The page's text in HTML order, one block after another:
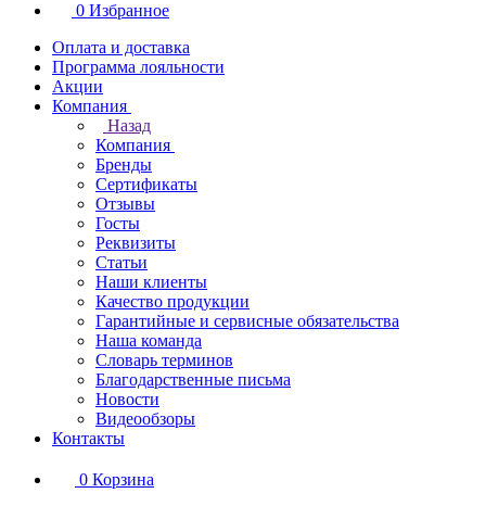
0 Избранное
Оплата и доставка
Программа лояльности
Акции
Компания
Назад
Компания
Бренды
Сертификаты
Отзывы
Госты
Реквизиты
Статьи
Наши клиенты
Качество продукции
Гарантийные и сервисные обязательства
Наша команда
Словарь терминов
Благодарственные письма
Новости
Видеообзоры
Контакты
0 Корзина